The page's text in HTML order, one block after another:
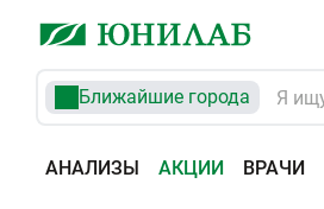
Ближайшие города
АНАЛИЗЫ АКЦИИ ВРАЧИ